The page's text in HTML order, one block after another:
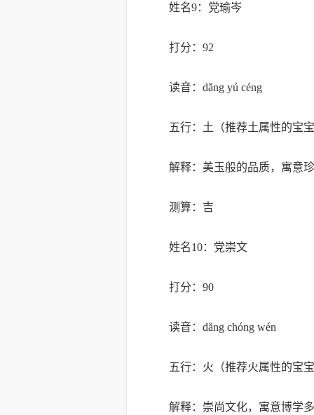
姓名9：党瑜岑
打分：92
读音：dǎng yú céng
五行：土（推荐土属性的宝
解释：美玉般的品质，寓意
测算：吉
姓名10：党崇文
打分：90
读音：dǎng chóng wén
五行：火（推荐火属性的宝
解释：崇尚文化，寓意博学